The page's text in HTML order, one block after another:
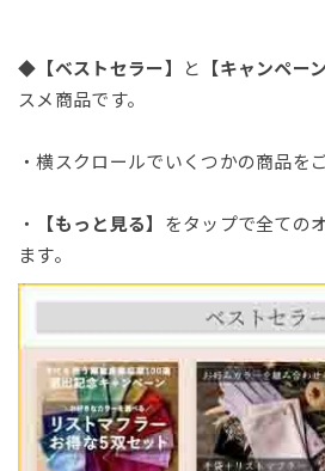
◆ 【ベストセラー】 と 【キャンペーン
スメ商品です。
・横スクロールでいくつかの商品を
・ 【もっと見る】 をタップで全ての
ます。